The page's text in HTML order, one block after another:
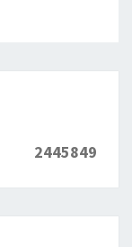
2445849